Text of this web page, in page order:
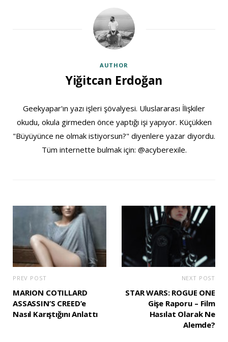
AUTHOR
Yiğitcan Erdoğan
Geekyapar'ın yazı işleri şövalyesi. Uluslararası İlişkiler
okudu, okula girmeden önce yaptığı işi yapıyor. Küçükken
"Büyüyünce ne olmak istiyorsun?" diyenlere yazar diyordu.
Tüm internette bulmak için: @acyberexile.
PREV POST
MARION COTILLARD
ASSASSIN’S CREED’e
Nasıl Karıştığını Anlattı
NEXT POST
STAR WARS: ROGUE ONE
Gişe Raporu – Film
Hasılat Olarak Ne
Alemde?